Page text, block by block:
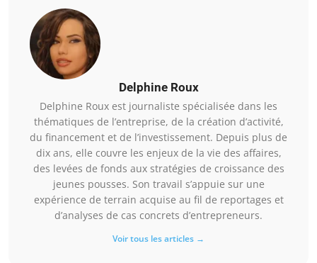
Delphine Roux
Delphine Roux est journaliste spécialisée dans les
thématiques de l’entreprise, de la création d’activité,
du financement et de l’investissement. Depuis plus de
dix ans, elle couvre les enjeux de la vie des affaires,
des levées de fonds aux stratégies de croissance des
jeunes pousses. Son travail s’appuie sur une
expérience de terrain acquise au fil de reportages et
d’analyses de cas concrets d’entrepreneurs.
Voir tous les articles →